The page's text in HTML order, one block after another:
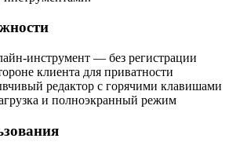
— без регистрации
клиента для приватности
редактор с горячими клавишами
и полноэкранный режим